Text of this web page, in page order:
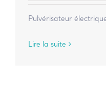
Pulvérisateur
Lire la suite